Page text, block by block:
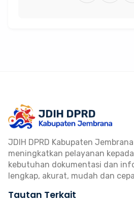
JDIH DPRD Kabupaten
meningkatkan pelayanan
kebutuhan dokumentasi dan
lengkap, akurat, mudah dan
Tautan Terkait